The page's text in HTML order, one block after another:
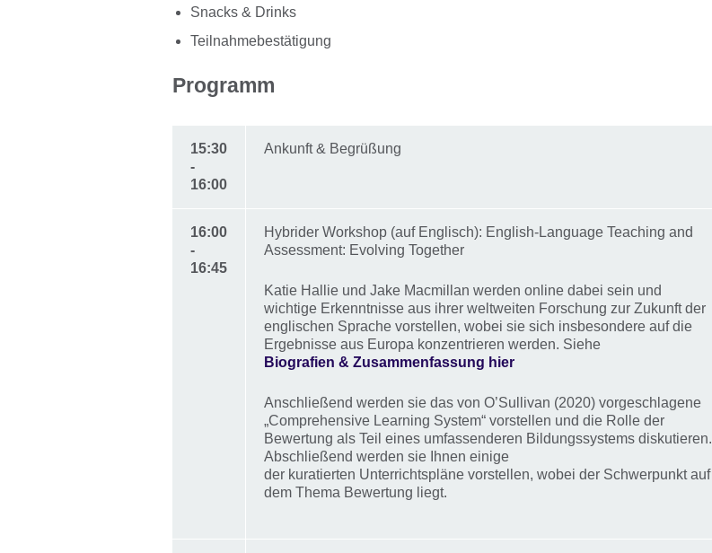
Snacks & Drinks
Teilnahmebestätigung
Programm
15:30
-
16:00
Ankunft & Begrüßung
16:00
-
16:45
Hybrider Workshop (auf Englisch): English-Language Teaching and
Assessment: Evolving Together
Katie Hallie und Jake Macmillan werden online dabei sein und
wichtige Erkenntnisse aus ihrer weltweiten Forschung zur Zukunft der
englischen Sprache vorstellen, wobei sie sich insbesondere auf die
Ergebnisse aus Europa konzentrieren werden. Siehe
Biografien & Zusammenfassung hier
Anschließend werden sie das von O’Sullivan (2020) vorgeschlagene
„Comprehensive Learning System“ vorstellen und die Rolle der
Bewertung als Teil eines umfassenderen Bildungssystems diskutieren.
Abschließend werden sie Ihnen einige
der kuratierten Unterrichtspläne vorstellen, wobei der Schwerpunkt auf
dem Thema Bewertung liegt.